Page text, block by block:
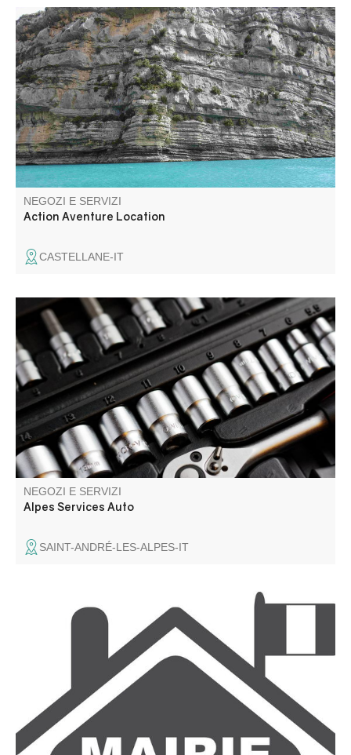
Noleggio di pagaie in piedi a Castellane. Per le
passeggiate sui laghi Chaudanne e Castillon.
NEGOZI E SERVIZI
Action Aventure Location
CASTELLANE-IT
Réparation et entretien toutes marques. Service de
dépannage.
NEGOZI E SERVIZI
Alpes Services Auto
SAINT-ANDRÉ-LES-ALPES-IT